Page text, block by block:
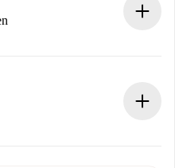
muss, entstehen keine